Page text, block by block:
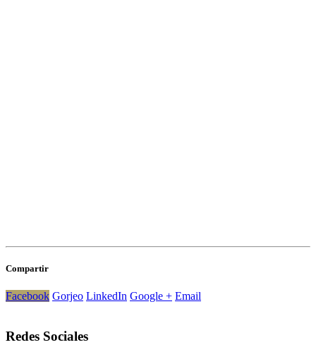
Compartir
Facebook Gorjeo LinkedIn Google + Email
Redes Sociales